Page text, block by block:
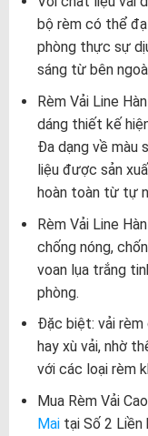
bộ rèm có thể
phòng thực sự
sáng từ bên
Rèm Vải Line
dáng thiết kế
Đa dạng về màu
liệu được sản
hoàn toàn từ tự
Rèm Vải Line
chống nóng,
voan lụa trắng
phòng.
Đặc biệt: vải rèm
hay xù vải, nhờ
với các loại rèm
Mua Rèm Vải
Maitại Số 2 Liền